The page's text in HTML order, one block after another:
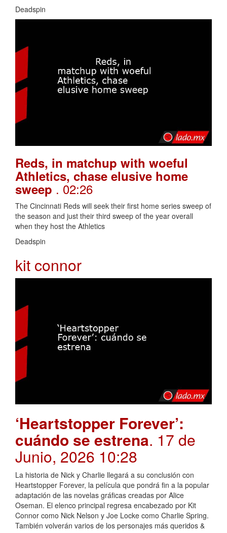
Deadspin
Reds, in matchup with woeful
Athletics, chase elusive home
sweep . 02:26
The Cincinnati Reds will seek their first home series sweep of
the season and just their third sweep of the year overall
when they host the Athletics
Deadspin
kit connor
‘Heartstopper Forever’:
cuándo se estrena. 17 de
Junio, 2026 10:28
La historia de Nick y Charlie llegará a su conclusión con
Heartstopper Forever, la película que pondrá fin a la popular
adaptación de las novelas gráficas creadas por Alice
Oseman. El elenco principal regresa encabezado por Kit
Connor como Nick Nelson y Joe Locke como Charlie Spring.
También volverán varios de los personajes más queridos &